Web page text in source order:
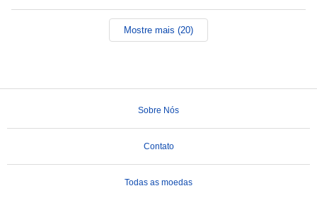
Mostre mais (20)
Sobre Nós
Contato
Todas as moedas